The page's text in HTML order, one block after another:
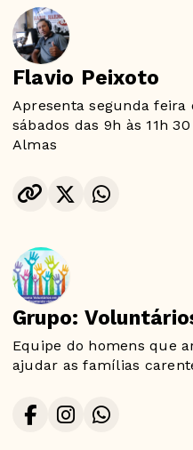
Flavio Peixoto
Apresenta segunda feira
sábados das 9h às 11h
Almas
Grupo:
Equipe do homens que
ajudar as famílias